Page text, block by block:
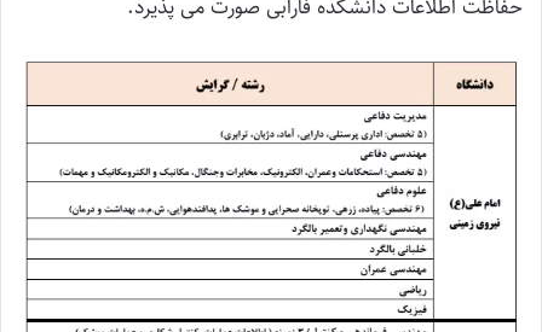
حفاظت اطلاعات دانشکده فارابی صورت می پذیرد.